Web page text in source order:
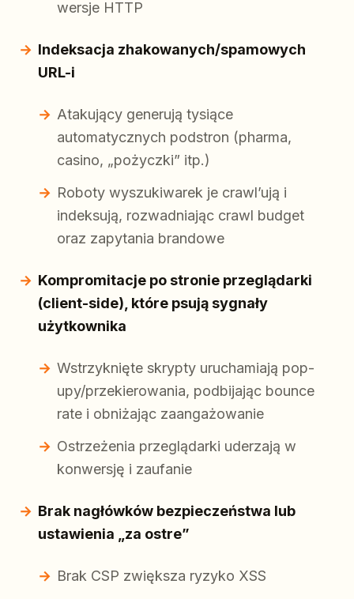
wersje HTTP
Indeksacja zhakowanych/spamowych
URL-i
Atakujący generują tysiące
automatycznych podstron (pharma,
casino, „pożyczki” itp.)
Roboty wyszukiwarek je crawl’ują i
indeksują, rozwadniając crawl budget
oraz zapytania brandowe
Kompromitacje po stronie przeglądarki
(client-side), które psują sygnały
użytkownika
Wstrzyknięte skrypty uruchamiają pop-
upy/przekierowania, podbijając bounce
rate i obniżając zaangażowanie
Ostrzeżenia przeglądarki uderzają w
konwersję i zaufanie
Brak nagłówków bezpieczeństwa lub
ustawienia „za ostre”
Brak CSP zwiększa ryzyko XSS